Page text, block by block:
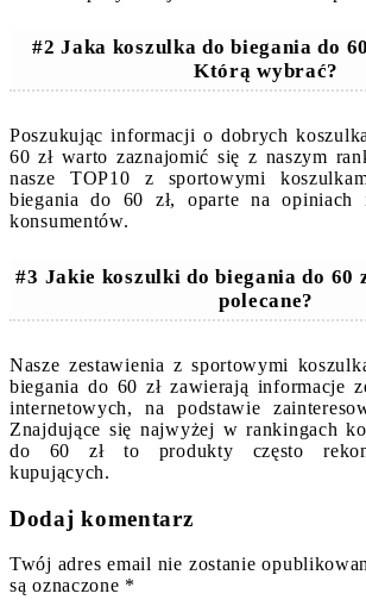
#2 Jaka koszulka do biegania do
Którą wybrać?
Poszukując informacji o dobrych
60 zł warto zaznajomić się z naszym
nasze TOP10 z sportowymi
biegania do 60 zł, oparte na opiniach
konsumentów.
#3 Jakie koszulki do biegania do 60
polecane?
Nasze zestawienia z sportowymi
biegania do 60 zł zawierają informacje
internetowych, na podstawie
Znajdujące się najwyżej w rankingach
do 60 zł to produkty często
kupujących.
Dodaj komentarz
Twój adres email nie zostanie
są oznaczone *